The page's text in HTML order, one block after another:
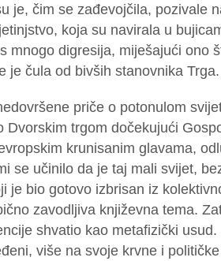
je, čim se zađevojčila, pozivale
koja su navirala u
mnogo digresija, miješajući ono
je čula od bivših stanovnika Trga.
priče o potonulom
Dvorskim trgom dočekujući
krunisanim glavama,
se učinilo da je taj mali svijet,
je bio gotovo izbrisan iz
zavodljiva književna tema.
shvatio kao metafizički
više na svoje krvne i